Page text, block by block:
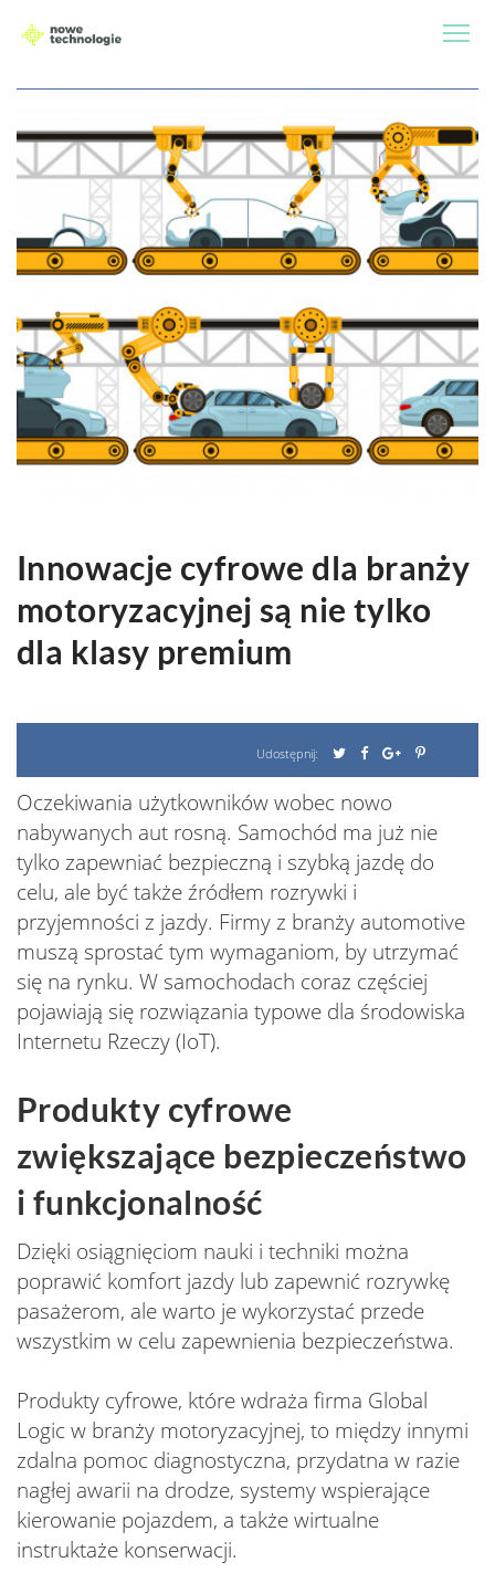
Innowacje cyfrowe dla branży
motoryzacyjnej są nie tylko
dla klasy premium
Udostępnij:
Oczekiwania użytkowników wobec nowo
nabywanych aut rosną. Samochód ma już nie
tylko zapewniać bezpieczną i szybką jazdę do
celu, ale być także źródłem rozrywki i
przyjemności z jazdy. Firmy z branży automotive
muszą sprostać tym wymaganiom, by utrzymać
się na rynku. W samochodach coraz częściej
pojawiają się rozwiązania typowe dla środowiska
Internetu Rzeczy (IoT).
Produkty cyfrowe
zwiększające bezpieczeństwo
i funkcjonalność
Dzięki osiągnięciom nauki i techniki można
poprawić komfort jazdy lub zapewnić rozrywkę
pasażerom, ale warto je wykorzystać przede
wszystkim w celu zapewnienia bezpieczeństwa.
Produkty cyfrowe, które wdraża firma Global
Logic w branży motoryzacyjnej, to między innymi
zdalna pomoc diagnostyczna, przydatna w razie
nagłej awarii na drodze, systemy wspierające
kierowanie pojazdem, a także wirtualne
instruktaże konserwacji.